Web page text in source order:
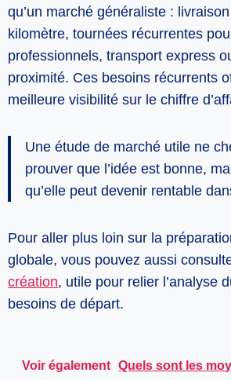
qu’un marché généraliste :
kilomètre, tournées récurrentes
professionnels, transport express
proximité. Ces besoins récurrents
meilleure visibilité sur le chiffre
Une étude de marché utile ne
prouver que l’idée est bonne,
qu’elle peut devenir rentable
Pour aller plus loin sur la
globale, vous pouvez aussi
création, utile pour relier l’analyse
besoins de départ.
Voir également Quels sont les